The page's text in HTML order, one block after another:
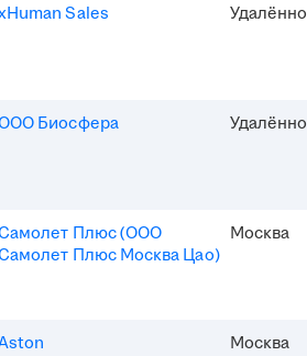
Sales Удалённо
Биосфера Удалённо
Плюс (ООО
Плюс Москва Цао)
Москва
Москва